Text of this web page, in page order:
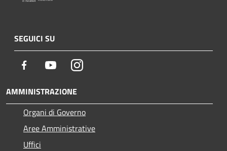
SEGUICI SU
Facebook YoutubeInstagram
AMMINISTRAZIONE
Organi di Governo
Aree Amministrative
Uffici